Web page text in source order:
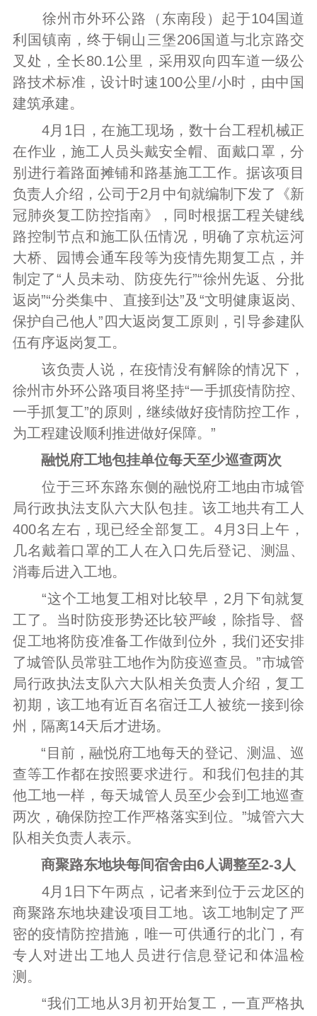
徐州市外环公路（东南段）起于104国道
利国镇南，终于铜山三堡206国道与北京路交
叉处，全长80.1公里，采用双向四车道一级公
路技术标准，设计时速100公里/小时，由中国
建筑承建。
4月1日，在施工现场，数十台工程机械正
在作业，施工人员头戴安全帽、面戴口罩，分
别进行着路面摊铺和路基施工工作。据该项目
负责人介绍，公司于2月中旬就编制下发了《新
冠肺炎复工防控指南》，同时根据工程关键线
路控制节点和施工队伍情况，明确了京杭运河
大桥、园博会通车段等为疫情先期复工点，并
制定了“人员未动、防疫先行”“徐州先返、分批
返岗”“分类集中、直接到达”及“文明健康返岗、
保护自己他人”四大返岗复工原则，引导参建队
伍有序返岗复工。
该负责人说，在疫情没有解除的情况下，
徐州市外环公路项目将坚持“一手抓疫情防控、
一手抓复工”的原则，继续做好疫情防控工作，
为工程建设顺利推进做好保障。”
融悦府工地包挂单位每天至少巡查两次
位于三环东路东侧的融悦府工地由市城管
局行政执法支队六大队包挂。该工地共有工人
400名左右，现已经全部复工。4月3日上午，
几名戴着口罩的工人在入口先后登记、测温、
消毒后进入工地。
“这个工地复工相对比较早，2月下旬就复
工了。当时防疫形势还比较严峻，除指导、督
促工地将防疫准备工作做到位外，我们还安排
了城管队员常驻工地作为防疫巡查员。”市城管
局行政执法支队六大队相关负责人介绍，复工
初期，该工地有近百名宿迁工人被统一接到徐
州，隔离14天后才进场。
“目前，融悦府工地每天的登记、测温、巡
查等工作都在按照要求进行。和我们包挂的其
他工地一样，每天城管人员至少会到工地巡查
两次，确保防控工作严格落实到位。”城管六大
队相关负责人表示。
商聚路东地块每间宿舍由6人调整至2-3人
4月1日下午两点，记者来到位于云龙区的
商聚路东地块建设项目工地。该工地制定了严
密的疫情防控措施，唯一可供通行的北门，有
专人对进出工地人员进行信息登记和体温检
测。
“我们工地从3月初开始复工，一直严格执